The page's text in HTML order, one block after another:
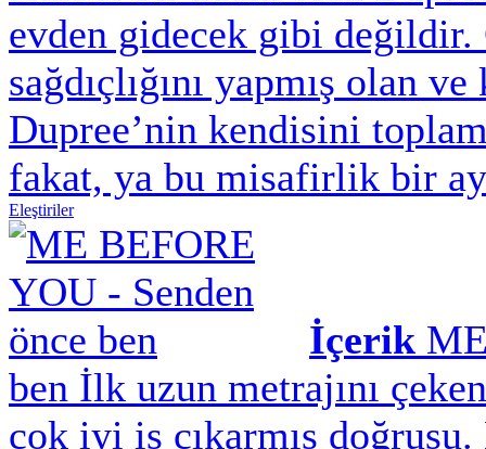
evden gidecek gibi
sağdıçlığını yapmış olan
Dupree’nin kendisini
fakat, ya bu misafirlik bir
Eleştiriler
İçerik
ben İlk uzun metrajını
çok iyi iş çıkarmış